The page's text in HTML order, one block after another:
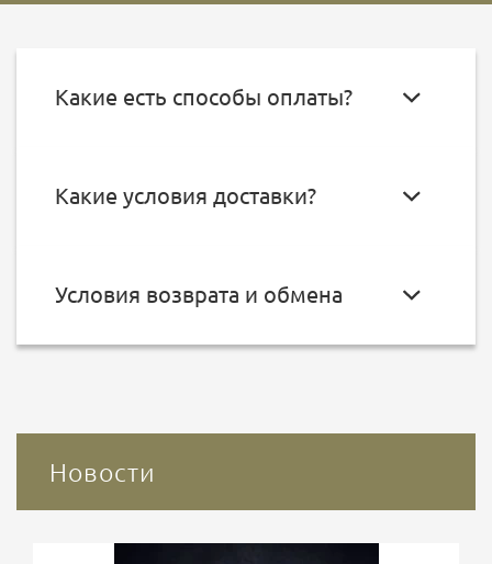
Какие есть способы оплаты?
Какие условия доставки?
Условия возврата и обмена
Новости